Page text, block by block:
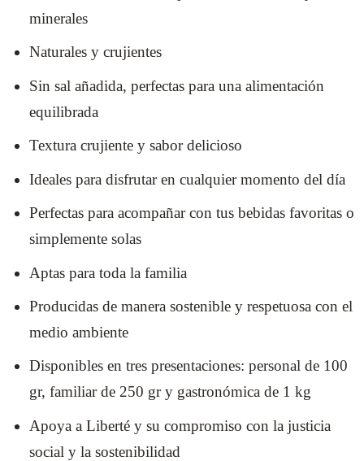
minerales
Naturales y crujientes
Sin sal añadida, perfectas para una alimentación
equilibrada
Textura crujiente y sabor delicioso
Ideales para disfrutar en cualquier momento del día
Perfectas para acompañar con tus bebidas favoritas o
simplemente solas
Aptas para toda la familia
Producidas de manera sostenible y respetuosa con el
medio ambiente
Disponibles en tres presentaciones: personal de 100
gr, familiar de 250 gr y gastronómica de 1 kg
Apoya a Liberté y su compromiso con la justicia
social y la sostenibilidad